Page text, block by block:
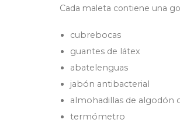
Cada maleta contiene una
cubrebocas
guantes de látex
abatelenguas
jabón antibacterial
almohadillas de algodón
termómetro